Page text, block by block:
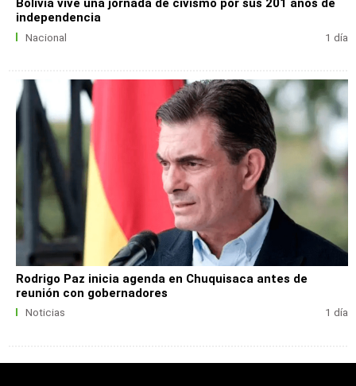
Bolivia vive una jornada de civismo por sus 201 años de
independencia
Nacional 1 día
Rodrigo Paz inicia agenda en Chuquisaca antes de
reunión con gobernadores
Noticias 1 día